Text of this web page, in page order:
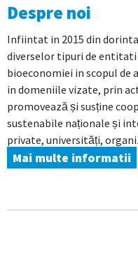
Despre noi
Infiintat in 2015 din dorinta
diverselor tipuri de
bioeconomiei in scopul
in domeniile vizate, prin
promovează și susține
sustenabile naționale și
private, universități,
Mai multe informatii